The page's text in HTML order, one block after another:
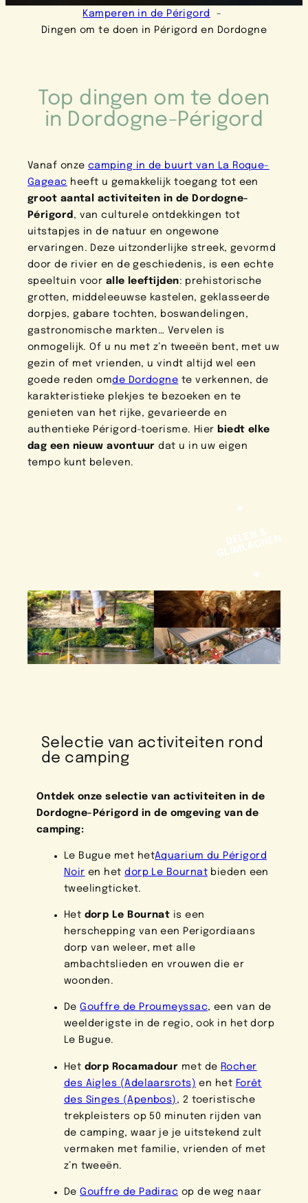
Kamperen in de Périgord
Dingen om te doen in Périgord en Dordogne
Top dingen om te doen
in Dordogne-Périgord
Vanaf onze camping in de buurt van La Roque-
Gageac heeft u gemakkelijk toegang tot een
groot aantal activiteiten in de Dordogne-
Périgord , van culturele ontdekkingen tot
uitstapjes in de natuur en ongewone
ervaringen. Deze uitzonderlijke streek, gevormd
door de rivier en de geschiedenis, is een echte
speeltuin voor alle leeftijden: prehistorische
grotten, middeleeuwse kastelen, geklasseerde
dorpjes, gabare tochten, boswandelingen,
gastronomische markten… Vervelen is
onmogelijk. Of u nu met z’n tweeën bent, met uw
gezin of met vrienden, u vindt altijd wel een
goede reden omde Dordogne te verkennen, de
karakteristieke plekjes te bezoeken en te
genieten van het rijke, gevarieerde en
authentieke Périgord-toerisme. Hier biedt elke
dag een nieuw avontuur dat u in uw eigen
tempo kunt beleven.
DELEN &
GLIMLACHEN
Selectie van activiteiten rond
de camping
Ontdek onze selectie van activiteiten in de
Dordogne-Périgord in de omgeving van de
camping:
Le Bugue met hetAquarium du Périgord
Noir en hetdorp Le Bournatbieden een
tweelingticket.
Het dorp Le Bournat is een
herschepping van een Perigordiaans
dorp van weleer, met alle
ambachtslieden en vrouwen die er
woonden.
DeGouffre de Proumeyssac, een van de
weelderigste in de regio, ook in het dorp
Le Bugue.
Het dorp Rocamadour met de Rocher
des Aigles (Adelaarsrots) en het Forêt
des Singes (Apenbos) , 2 toeristische
trekpleisters op 50 minuten rijden van
de camping, waar je je uitstekend zult
vermaken met familie, vrienden of met
z’n tweeën.
DeGouffre de Padirac op de weg naar